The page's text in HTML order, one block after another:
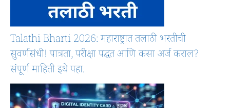
Talathi Bharti 2026: महाराष्ट्रात तलाठी भरतीची
सुवर्णसंधी! पात्रता, परीक्षा पद्धत आणि कसा अर्ज कराल?
संपूर्ण माहिती इथे पहा.